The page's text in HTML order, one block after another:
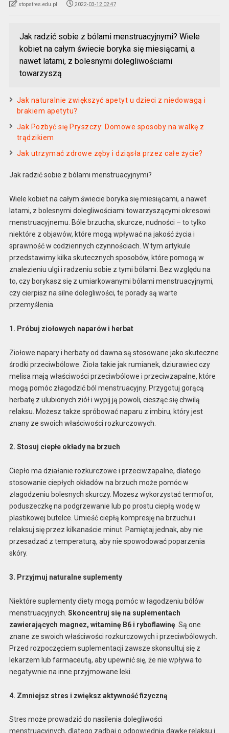
stopstres.edu.pl 2022-03-12 02:47
Jak radzić sobie z bólami menstruacyjnymi? Wiele
kobiet na całym świecie boryka się miesiącami, a
nawet latami, z bolesnymi dolegliwościami
towarzyszą
Jak naturalnie zwiększyć apetyt u dzieci z niedowagą i
brakiem apetytu?
Jak Pozbyć się Pryszczy: Domowe sposoby na walkę z
trądzikiem
Jak utrzymać zdrowe zęby i dziąsła przez całe życie?
Jak radzić sobie z bólami menstruacyjnymi?
Wiele kobiet na całym świecie boryka się miesiącami, a nawet
latami, z bolesnymi dolegliwościami towarzyszącymi okresowi
menstruacyjnemu. Bóle brzucha, skurcze, nudności – to tylko
niektóre z objawów, które mogą wpływać na jakość życia i
sprawność w codziennych czynnościach. W tym artykule
przedstawimy kilka skutecznych sposobów, które pomogą w
znalezieniu ulgi i radzeniu sobie z tymi bólami. Bez względu na
to, czy borykasz się z umiarkowanymi bólami menstruacyjnymi,
czy cierpisz na silne dolegliwości, te porady są warte
przemyślenia.
1. Próbuj ziołowych naparów i herbat
Ziołowe napary i herbaty od dawna są stosowane jako skuteczne
środki przeciwbólowe. Zioła takie jak rumianek, dziurawiec czy
melisa mają właściwości przeciwbólowe i przeciwzapalne, które
mogą pomóc złagodzić ból menstruacyjny. Przygotuj gorącą
herbatę z ulubionych ziół i wypij ją powoli, ciesząc się chwilą
relaksu. Możesz także spróbować naparu z imbiru, który jest
znany ze swoich właściwości rozkurczowych.
2. Stosuj ciepłe okłady na brzuch
Ciepło ma działanie rozkurczowe i przeciwzapalne, dlatego
stosowanie ciepłych okładów na brzuch może pomóc w
złagodzeniu bolesnych skurczy. Możesz wykorzystać termofor,
poduszeczkę na podgrzewanie lub po prostu ciepłą wodę w
plastikowej butelce. Umieść ciepłą kompresję na brzuchu i
relaksuj się przez kilkanaście minut. Pamiętaj jednak, aby nie
przesadzać z temperaturą, aby nie spowodować poparzenia
skóry.
3. Przyjmuj naturalne suplementy
Niektóre suplementy diety mogą pomóc w łagodzeniu bólów
menstruacyjnych. Skoncentruj się na suplementach
zawierających magnez, witaminę B6 i ryboflawinę. Są one
znane ze swoich właściwości rozkurczowych i przeciwbólowych.
Przed rozpoczęciem suplementacji zawsze skonsultuj się z
lekarzem lub farmaceutą, aby upewnić się, że nie wpływa to
negatywnie na inne przyjmowane leki.
4. Zmniejsz stres i zwiększ aktywność fizyczną
Stres może prowadzić do nasilenia dolegliwości
menstruacyjnych, dlatego zadbaj o odpowiednią dawkę relaksu i